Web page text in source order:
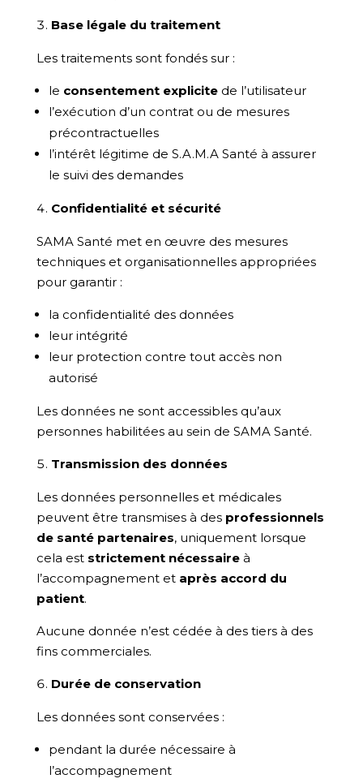
Base légale du traitement
Les traitements sont fondés sur :
le consentement explicitede l’utilisateur
l’exécution d’un contrat ou de mesures
précontractuelles
l’intérêt légitime de S.A.M.A Santé à assurer
le suivi des demandes
Confidentialité et sécurité
SAMA Santé met en œuvre des mesures
techniques et organisationnelles appropriées
pour garantir :
la confidentialité des données
leur intégrité
leur protection contre tout accès non
autorisé
Les données ne sont accessibles qu’aux
personnes habilitées au sein de SAMA Santé.
Transmission des données
Les données personnelles et médicales
peuvent être transmises à des professionnels
de santé partenaires, uniquement lorsque
cela est strictement nécessaireà
l’accompagnement et après accord du
patient.
Aucune donnée n’est cédée à des tiers à des
fins commerciales.
Durée de conservation
Les données sont conservées :
pendant la durée nécessaire à
l’accompagnement